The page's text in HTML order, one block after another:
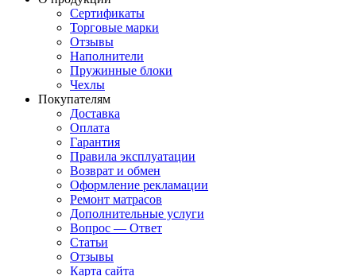
Сертификаты
Торговые марки
Отзывы
Наполнители
Пружинные блоки
Чехлы
Покупателям
Доставка
Оплата
Гарантия
Правила эксплуатации
Возврат и обмен
Оформление рекламации
Ремонт матрасов
Дополнительные услуги
Вопрос — Ответ
Статьи
Отзывы
Карта сайта